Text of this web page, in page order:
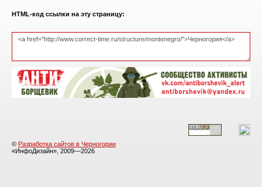
HTML-код ссылки на эту страницу:
© Разработка сайтов в Черногории
«ИнфоДизайн», 2009—2026